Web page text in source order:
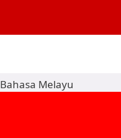
Bahasa Melayu